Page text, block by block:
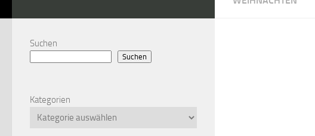
Suchen
Suchen
Kategorien